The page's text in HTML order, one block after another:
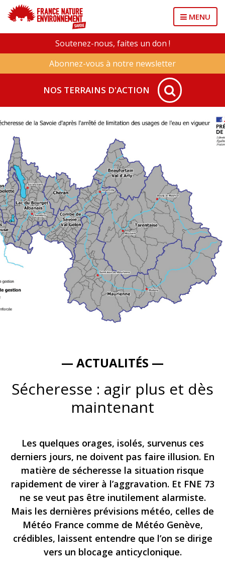
MENU
Soutenez-nous, faites un don !
Abonnez-vous à notre newsletter
NOS TERRAINS D'ACTION
— ACTUALITÉS —
Sécheresse : agir plus et dès
maintenant
Les quelques orages, isolés, survenus ces
derniers jours, ne doivent pas faire illusion. En
matière de sécheresse la situation risque
rapidement de virer à l’aggravation. Et FNE 73
ne se veut pas être inutilement alarmiste.
Mais les dernières prévisions météo, celles de
Météo France comme de Météo Genève,
crédibles, laissent entendre que l’on se dirige
vers un blocage anticyclonique.